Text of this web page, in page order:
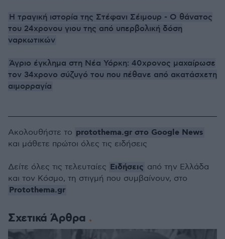
Η τραγική ιστορία της Στέφανι Σέιμουρ - Ο θάνατος
του 24χρονου γιου της από υπερβολική δόση
ναρκωτικών
Άγριο έγκλημα στη Νέα Υόρκη: 40χρονος μαχαίρωσε
τον 34χρονο σύζυγό του που πέθανε από ακατάσχετη
αιμορραγία
Σχετικά Άρθρα
Ακολουθήστε το protothema.gr στο Google News
και μάθετε πρώτοι όλες τις ειδήσεις
Δείτε όλες τις τελευταίες Ειδήσεις από την Ελλάδα
και τον Κόσμο, τη στιγμή που συμβαίνουν, στο
Protothema.gr